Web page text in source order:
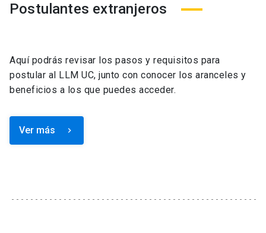
Postulantes extranjeros
Aquí podrás revisar los pasos y requisitos para
postular al LLM UC, junto con conocer los aranceles y
beneficios a los que puedes acceder.
Ver más keyboard_arrow_right